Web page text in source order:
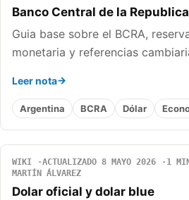
Banco Central de la
Guia base sobre el BCRA,
monetaria y referencias
Leer nota
Argentina BCRA Dólar
WIKI ACTUALIZADO 8 MAYO 2026
1
MARTÍN ÁLVAREZ
Dolar oficial y dolar blue